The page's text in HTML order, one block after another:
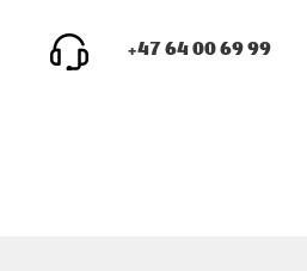
+47 64 00 69 99